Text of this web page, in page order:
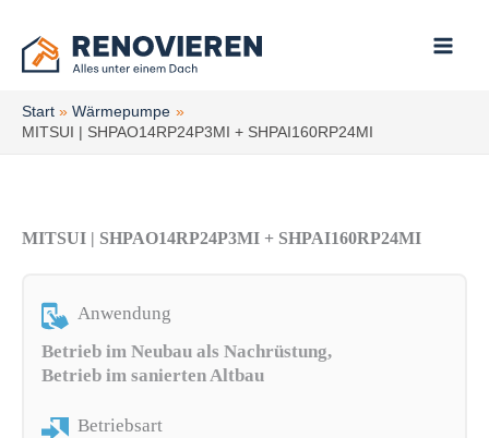
Inhalt
springen
Start
Wärmepumpe
MITSUI | SHPAO14RP24P3MI + SHPAI160RP24MI
MITSUI | SHPAO14RP24P3MI + SHPAI160RP24MI
Anwendung
Betrieb im Neubau als Nachrüstung,
Betrieb im sanierten Altbau
Betriebsart